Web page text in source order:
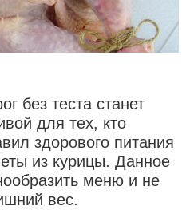
без теста станет
для тех, кто
здорового питания
из курицы. Данное
меню и не
вес.